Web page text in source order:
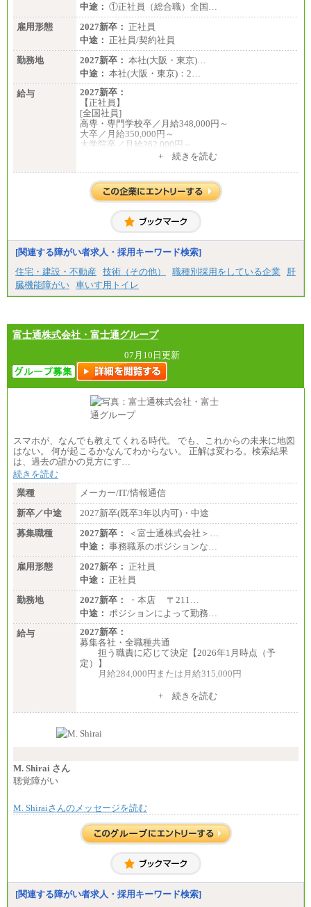
中途： ①正社員（総合職）全国…
雇用形態
2027新卒： 正社員
中途： 正社員/契約社員
勤務地
2027新卒： 本社(大阪・東京)…
中途： 本社(大阪・東京)：2…
給与
2027新卒：
【正社員】
[全国社員]
高専・専門学校卒／月給348,000円～
大卒／月給350,000円～
大学院卒／月給362,000円～
[地域社員]月給295,000円～
【正社員】
[全国社員]月給348,000円～
[地域社員]月給295,000円～
【契約社員】月給200,000円～
+ 続きを読む
[関連する障がい者求人・採用キーワード検索]
住宅・建設・不動産
技術（その他） 職種別採用をしている企業
肝
臓機能障がい 車いす用トイレ
富士通株式会社・富士通グループ
07月10日更新
スマホが、なんでも教えてくれる時代。 でも、これからの未来に地図
はない。 何が起こるかなんてわからない。 正解は変わる。検索結果
は、過去の誰かの見方にす…
続きを読む
業種
メーカー/IT/情報通信
新卒／中途
2027新卒(既卒3年以内可)・中途
募集職種
2027新卒：
＜富士通株式会社＞…
中途： 事務職系のポジションな…
雇用形態
2027新卒： 正社員
中途： 正社員
勤務地
2027新卒：
・本店 〒211…
中途： ポジションによって勤務…
給与
2027新卒：
募集各社・全職種共通
担う職責に応じて決定【2026年1月時点（予
定）】
月給284,000円または月給315,000円
※入社後早期から、自律的な業務遂行が求めら
す。
い職責を担う方については、さらに高い金額を個別
※上記に加え、所定労働時間外に勤務をした場
※試用期間中も給与に変更はございません。
＜募集各社・全職種共通＞
月給21万円以上～
※試用期間中の給与に変更はありません。
+ 続きを読む
M. Shirai さん
聴覚障がい
M. Shiraiさんのメッセージを読む
[関連する障がい者求人・採用キーワード検索]